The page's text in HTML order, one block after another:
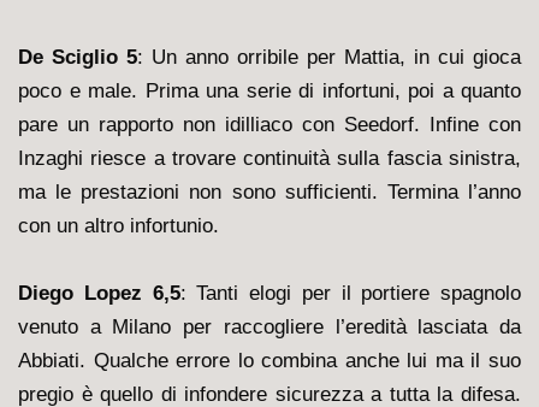
De Sciglio 5: Un anno orribile per Mattia, in cui gioca
poco e male. Prima una serie di infortuni, poi a quanto
pare un rapporto non idilliaco con Seedorf. Infine con
Inzaghi riesce a trovare continuità sulla fascia sinistra,
ma le prestazioni non sono sufficienti. Termina l’anno
con un altro infortunio.
Diego Lopez 6,5: Tanti elogi per il portiere spagnolo
venuto a Milano per raccogliere l’eredità lasciata da
Abbiati. Qualche errore lo combina anche lui ma il suo
pregio è quello di infondere sicurezza a tutta la difesa.